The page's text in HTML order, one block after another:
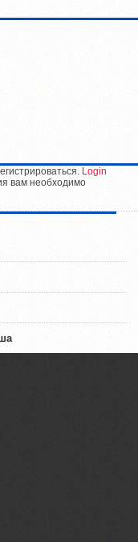
Login
вам необходимо